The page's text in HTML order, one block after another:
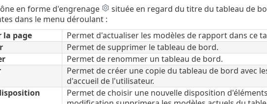
en forme d'engrenage
située en regard du titre du tableau de
dans le menu déroulant :
la page
Permet d'actualiser les modèles de rapport dans ce
Permet de supprimer le tableau de bord.
Permet de renommer un tableau de bord.
Permet de créer une copie du tableau de bord avec
d'accueil de l'utilisateur.
Permet de choisir une nouvelle disposition